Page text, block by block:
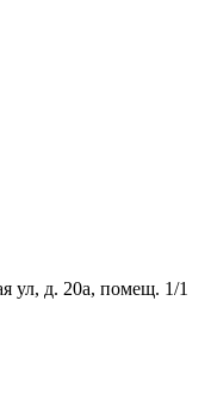
ул, д. 20а, помещ. 1/1